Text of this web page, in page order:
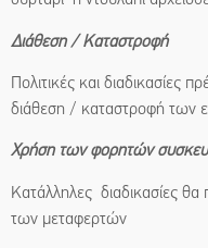
Διάθεση / Καταστροφή
Πολιτικές και διαδικασίες
διάθεση / καταστροφή των
Χρήση των φορητών
Κατάλληλες διαδικασίες θα
των μεταφερτών